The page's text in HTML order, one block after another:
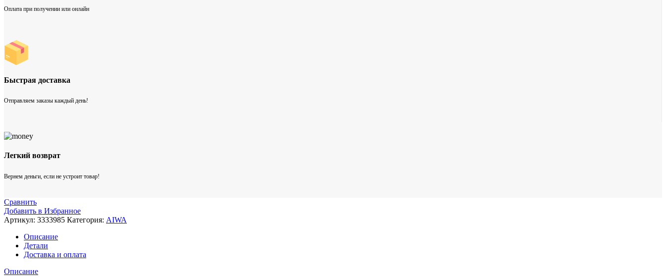
Оплата при получении или онлайн
Быстрая доставка
Отправляем заказы каждый день!
Легкий возврат
Вернем деньги, если не устроит товар!
Сравнить
Добавить в Избранное
Артикул: 3333985 Категория: AIWA
Описание
Детали
Доставка и оплата
Описание